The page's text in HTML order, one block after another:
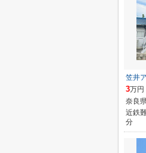
笠井
3万円
奈良
近鉄
分